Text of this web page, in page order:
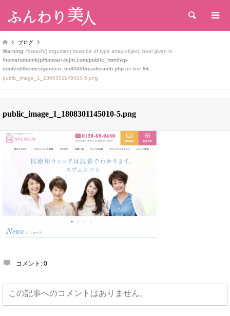
検索
ブログ
Warning: foreach() argument must be of type array|object, bool given in
/home/umumkjp/funwari-bijin.com/public_html/wp-
content/themes/gensen_tcd050/breadcrumb.php on line 94
public_image_1_1808301145010-5.png
public_image_1_1808301145010-5.png
コメント: 0
この記事へのコメントはありません。